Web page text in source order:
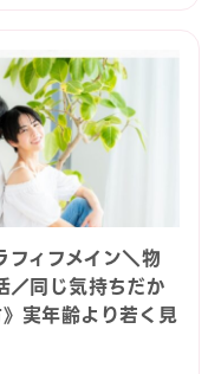
ィフメイン＼物
同じ気持ちだか
実年齢より若く見